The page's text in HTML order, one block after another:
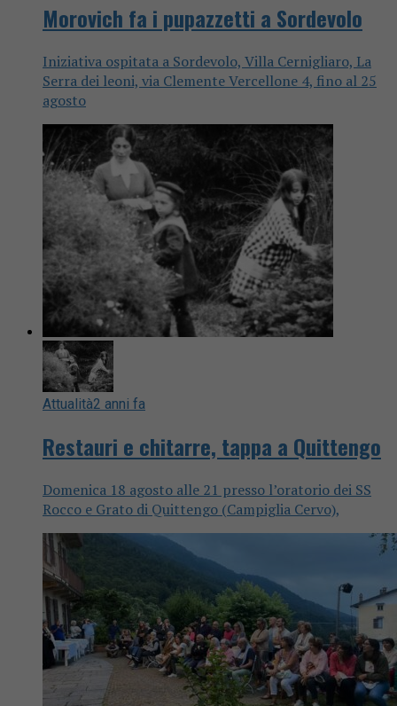
Morovich fa i pupazzetti a Sordevolo
Iniziativa ospitata a Sordevolo, Villa Cernigliaro, La
Serra dei leoni, via Clemente Vercellone 4, fino al 25
agosto
Attualità2 anni fa
Restauri e chitarre, tappa a Quittengo
Domenica 18 agosto alle 21 presso l’oratorio dei SS
Rocco e Grato di Quittengo (Campiglia Cervo),